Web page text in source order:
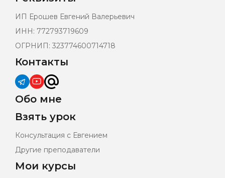
ИП Ерошев Евгений Валерьевич
ИНН: 772793719609
ОГРНИП: 323774600714718
Контакты
Обо мне
Взять урок
Консультация с Евгением
Другие преподаватели
Мои курсы